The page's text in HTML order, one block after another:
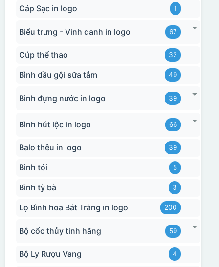
Cáp Sạc in logo 1
Biểu trưng - Vinh danh in logo 67
Cúp thể thao 32
Bình dầu gội sữa tắm 49
Bình đựng nước in logo 39
Bình hút lộc in logo 66
Balo thêu in logo 39
Bình tỏi 5
Bình tỳ bà 3
Lọ Bình hoa Bát Tràng in logo 200
Bộ cốc thủy tinh hãng 59
Bộ Ly Rượu Vang 4